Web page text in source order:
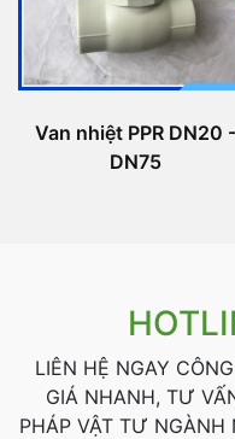
Van nhiệt PPR DN20 -
DN75
LIÊN HỆ NGAY
GIÁ NHANH, TƯ
PHÁP VẬT TƯ